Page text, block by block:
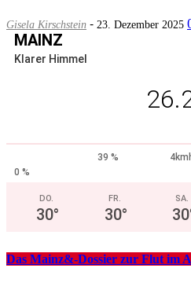
Gisela Kirschstein - 23. Dezember 2025
MAINZ
Klarer Himmel
39 %
0 %
DO.
30°
FR.
30°
SA.
30
Das Mainz&-Dossier zur Flut im